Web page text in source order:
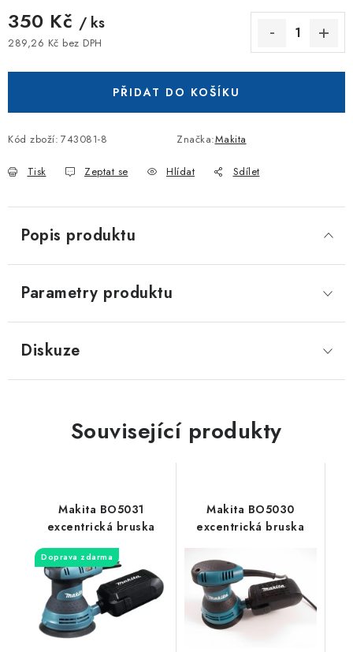
350 Kč / ks
289,26 Kč bez DPH
PŘIDAT DO KOŠÍKU
Kód zboží: 743081-8 Značka:Makita
Tisk Zeptat se Hlídat Sdílet
Popis produktu
Parametry produktu
Diskuze
Související produkty
Makita BO5031
excentrická bruska
Doprava zdarma
Makita BO5030
excentrická bruska